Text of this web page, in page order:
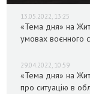
13.05.2022, 13:25
«Тема дня» на
умовах воєнного
29.04.2022, 10:59
«Тема дня» на
про ситуацію в